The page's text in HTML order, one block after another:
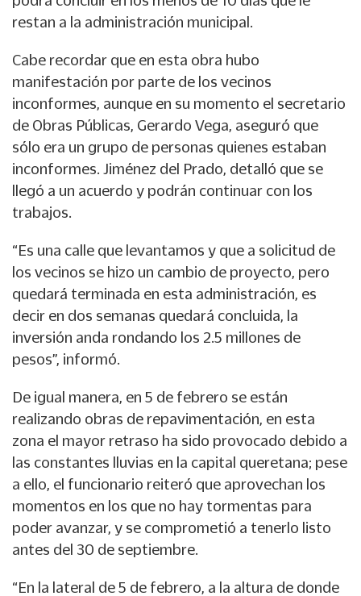
restan a la administración municipal.
Cabe recordar que en esta obra hubo
manifestación por parte de los vecinos
inconformes, aunque en su momento el secretario
de Obras Públicas, Gerardo Vega, aseguró que
sólo era un grupo de personas quienes estaban
inconformes. Jiménez del Prado, detalló que se
llegó a un acuerdo y podrán continuar con los
trabajos.
“Es una calle que levantamos y que a solicitud de
los vecinos se hizo un cambio de proyecto, pero
quedará terminada en esta administración, es
decir en dos semanas quedará concluida, la
inversión anda rondando los 2.5 millones de
pesos”, informó.
De igual manera, en 5 de febrero se están
realizando obras de repavimentación, en esta
zona el mayor retraso ha sido provocado debido a
las constantes lluvias en la capital queretana; pese
a ello, el funcionario reiteró que aprovechan los
momentos en los que no hay tormentas para
poder avanzar, y se comprometió a tenerlo listo
antes del 30 de septiembre.
“En la lateral de 5 de febrero, a la altura de donde